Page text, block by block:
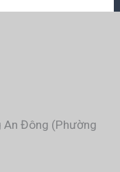
An Đông (Phường